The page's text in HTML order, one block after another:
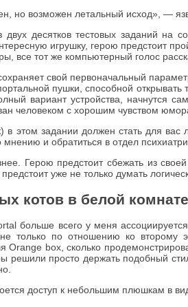
но возможен летальный исход», —
десятков тестовых заданий на
игрушку, герою предстоит
все тот же компьютерный голос
свой первоначальный
пушки, способной
вариант устройства, начнутся
человеком с хорошим чувством
в этом задании должен стать для
мнению и обратиться в отдел
Герою предстоит сбежать из
уже не только думать
котов в белой
больше всего у меня
не только по отношению ко
Orange box, сколько
решили просто держать подобный
доступ к небольшим плюшкам в